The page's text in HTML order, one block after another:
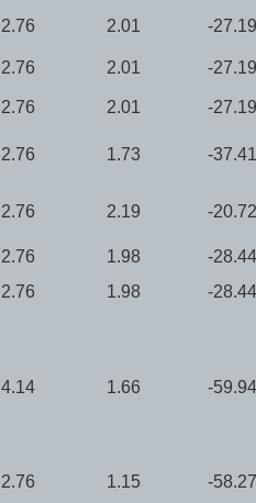
2.76 2.01 -
2.76 2.01
-
2.76 2.01
-
2.76 1.73
-
2.76 2.19 -
2.76 1.98
-
2.76 1.98 -
4.14 1.66 -
2.76 1.15
-